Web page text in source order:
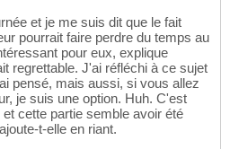
et je me suis dit que le fait
pourrait faire perdre du temps au
pour eux, explique
regrettable. J'ai réfléchi à ce sujet
pensé, mais aussi, si vous allez
je suis une option. Huh. C'est
cette partie semble avoir été
t-elle en riant.